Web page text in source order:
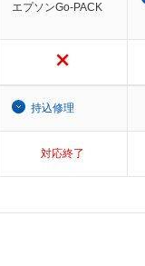
エプソンGo-PACK
持込修理
対応終了